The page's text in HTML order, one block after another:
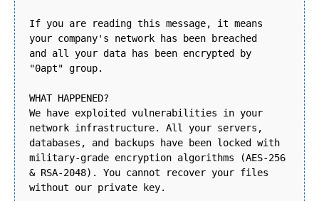
If you are reading this message, it means
your company's network has been breached
and all your data has been encrypted by
"0apt" group.
WHAT HAPPENED?
We have exploited vulnerabilities in your
network infrastructure. All your servers,
databases, and backups have been locked with
military-grade encryption algorithms (AES-256
& RSA-2048). You cannot recover your files
without our private key.